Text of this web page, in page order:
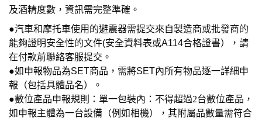
及酒精度數，資訊需完整準確。
●汽車和摩托車使用的避震器需提交來自製造商或批發商的
能夠證明安全性的文件(安全資料表或A114合格證書），請
在付款前聯絡客服提交。
●如申報物品為SET商品，需將SET內所有物品逐一詳細申
報（包括具體品名）。
●數位產品申報規則：單一包裝內：不得超過2台數位產品，
如申報主體為一台設備（例如相機），其附屬品數量需符合